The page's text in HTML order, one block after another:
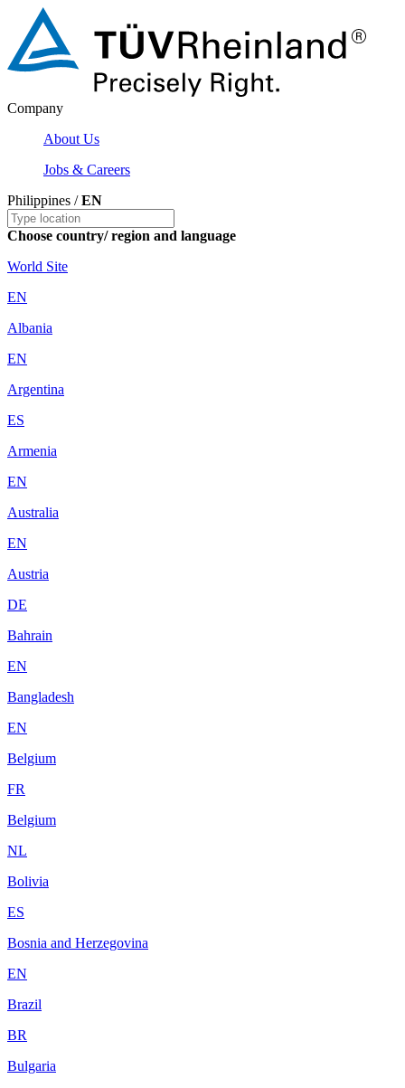
Company
About Us
Jobs & Careers
Philippines /EN
Choose country/ region and language
World Site
EN
Albania
EN
Argentina
ES
Armenia
EN
Australia
EN
Austria
DE
Bahrain
EN
Bangladesh
EN
Belgium
FR
Belgium
NL
Bolivia
ES
Bosnia and Herzegovina
EN
Brazil
BR
Bulgaria